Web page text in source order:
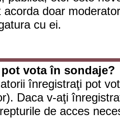
acorda doar
cu ei.
pot vota în sondaje?
înregistraţi pot
Daca v-aţi
de acces